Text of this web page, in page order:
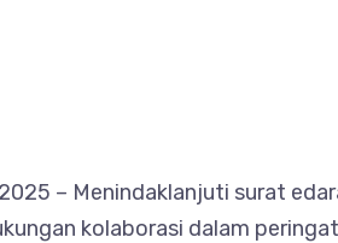
– Menindaklanjuti surat
kolaborasi dalam